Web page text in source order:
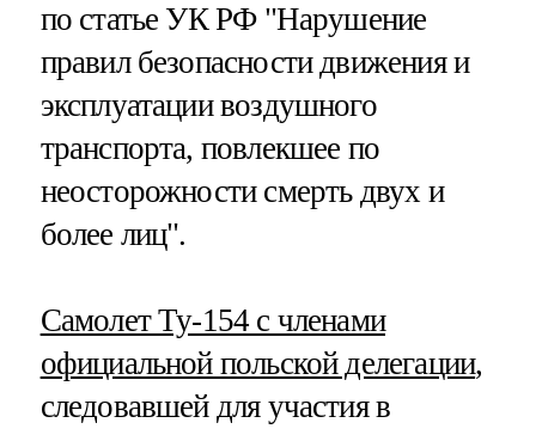
по статье УК РФ "Нарушение
правил безопасности движения и
эксплуатации воздушного
транспорта, повлекшее по
неосторожности смерть двух и
более лиц".
Самолет Ту-154 с членами
официальной польской делегации,
следовавшей для участия в